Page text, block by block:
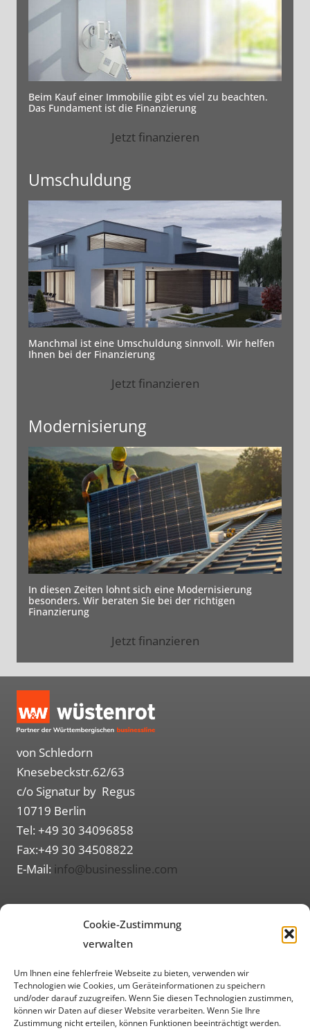
Cookie-Zustimmung
verwalten
Um Ihnen eine fehlerfreie Webseite zu bieten, verwenden wir
Technologien wie Cookies, um Geräteinformationen zu speichern
und/oder darauf zuzugreifen. Wenn Sie diesen Technologien zustimmen,
können wir Daten auf dieser Website verarbeiten. Wenn Sie Ihre
Zustimmung nicht erteilen, können Funktionen beeinträchtigt werden.
Beim Kauf einer Immobilie gibt es viel zu beachten.
Das Fundament ist die Finanzierung
Jetzt finanzieren
Umschuldung
Manchmal ist eine Umschuldung sinnvoll. Wir helfen
Ihnen bei der Finanzierung
Jetzt finanzieren
Modernisierung
In diesen Zeiten lohnt sich eine Modernisierung
besonders. Wir beraten Sie bei der richtigen
Finanzierung
Jetzt finanzieren
von Schledorn
Knesebeckstr.62/63
c/o Signatur by Regus
10719 Berlin
Tel: +49 30 34096858
Fax:+49 30 34508822
E-Mail: info@businessline.com
Informationen
Impressum
Datenschutzerklärung
AGB